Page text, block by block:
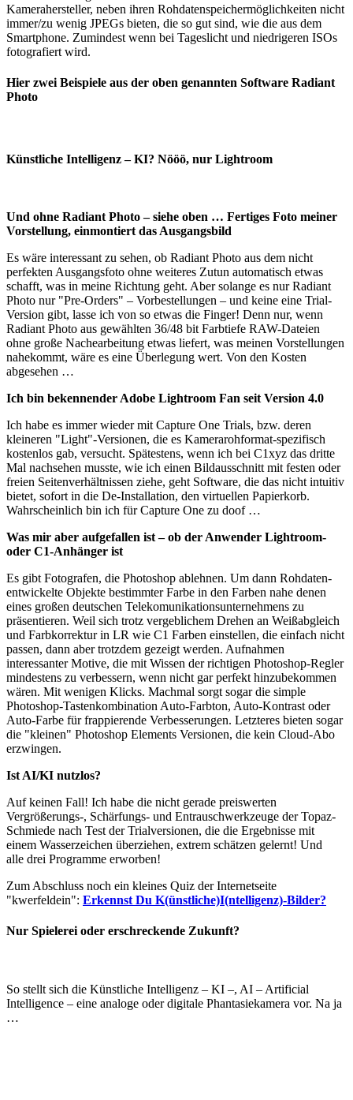
Kamerahersteller, neben ihren Rohdatenspeichermöglichkeiten nicht
immer/zu wenig JPEGs bieten, die so gut sind, wie die aus dem
Smartphone. Zumindest wenn bei Tageslicht und niedrigeren ISOs
fotografiert wird.
Hier zwei Beispiele aus der oben genannten Software Radiant
Photo
Künstliche Intelligenz – KI? Nööö, nur Lightroom
Und ohne Radiant Photo – siehe oben … Fertiges Foto meiner
Vorstellung, einmontiert das Ausgangsbild
Es wäre interessant zu sehen, ob Radiant Photo aus dem nicht
perfekten Ausgangsfoto ohne weiteres Zutun automatisch etwas
schafft, was in meine Richtung geht. Aber solange es nur Radiant
Photo nur "Pre-Orders" – Vorbestellungen – und keine eine Trial-
Version gibt, lasse ich von so etwas die Finger! Denn nur, wenn
Radiant Photo aus gewählten 36/48 bit Farbtiefe RAW-Dateien
ohne große Nachearbeitung etwas liefert, was meinen Vorstellungen
nahekommt, wäre es eine Überlegung wert. Von den Kosten
abgesehen …
Ich bin bekennender Adobe Lightroom Fan seit Version 4.0
Ich habe es immer wieder mit Capture One Trials, bzw. deren
kleineren "Light"-Versionen, die es Kamerarohformat-spezifisch
kostenlos gab, versucht. Spätestens, wenn ich bei C1xyz das dritte
Mal nachsehen musste, wie ich einen Bildausschnitt mit festen oder
freien Seitenverhältnissen ziehe, geht Software, die das nicht intuitiv
bietet, sofort in die De-Installation, den virtuellen Papierkorb.
Wahrscheinlich bin ich für Capture One zu doof …
Was mir aber aufgefallen ist – ob der Anwender Lightroom-
oder C1-Anhänger ist
Es gibt Fotografen, die Photoshop ablehnen. Um dann Rohdaten-
entwickelte Objekte bestimmter Farbe in den Farben nahe denen
eines großen deutschen Telekomunikationsunternehmens zu
präsentieren. Weil sich trotz vergeblichem Drehen an Weißabgleich
und Farbkorrektur in LR wie C1 Farben einstellen, die einfach nicht
passen, dann aber trotzdem gezeigt werden. Aufnahmen
interessanter Motive, die mit Wissen der richtigen Photoshop-Regler
mindestens zu verbessern, wenn nicht gar perfekt hinzubekommen
wären. Mit wenigen Klicks. Machmal sorgt sogar die simple
Photoshop-Tastenkombination Auto-Farbton, Auto-Kontrast oder
Auto-Farbe für frappierende Verbesserungen. Letzteres bieten sogar
die "kleinen" Photoshop Elements Versionen, die kein Cloud-Abo
erzwingen.
Ist AI/KI nutzlos?
Auf keinen Fall! Ich habe die nicht gerade preiswerten
Vergrößerungs-, Schärfungs- und Entrauschwerkzeuge der Topaz-
Schmiede nach Test der Trialversionen, die die Ergebnisse mit
einem Wasserzeichen überziehen, extrem schätzen gelernt! Und
alle drei Programme erworben!
Zum Abschluss noch ein kleines Quiz der Internetseite
"kwerfeldein": Erkennst Du K(ünstliche)I(ntelligenz)-Bilder?
Nur Spielerei oder erschreckende Zukunft?
So stellt sich die Künstliche Intelligenz – KI –, AI – Artificial
Intelligence – eine analoge oder digitale Phantasiekamera vor. Na ja
…